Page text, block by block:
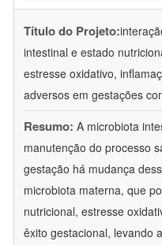
Título do Projeto:
intestinal e estado
estresse oxidativo,
adversos em gestações
Resumo: A microbiota
manutenção do processo
gestação há mudança
microbiota materna, que
nutricional, estresse
êxito gestacional, levando